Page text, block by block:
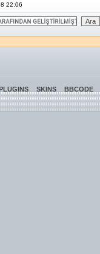
22:06
SKINS BBCODE